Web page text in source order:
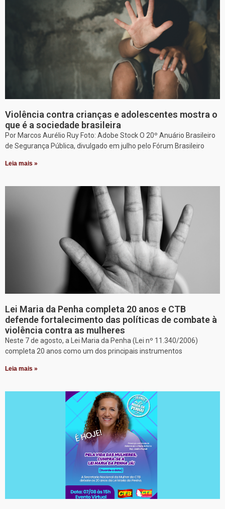
Violência contra crianças e adolescentes mostra o
que é a sociedade brasileira
Por Marcos Aurélio Ruy Foto: Adobe Stock O 20º Anuário Brasileiro
de Segurança Pública, divulgado em julho pelo Fórum Brasileiro
Leia mais »
Lei Maria da Penha completa 20 anos e CTB
defende fortalecimento das políticas de combate à
violência contra as mulheres
Neste 7 de agosto, a Lei Maria da Penha (Lei nº 11.340/2006)
completa 20 anos como um dos principais instrumentos
Leia mais »